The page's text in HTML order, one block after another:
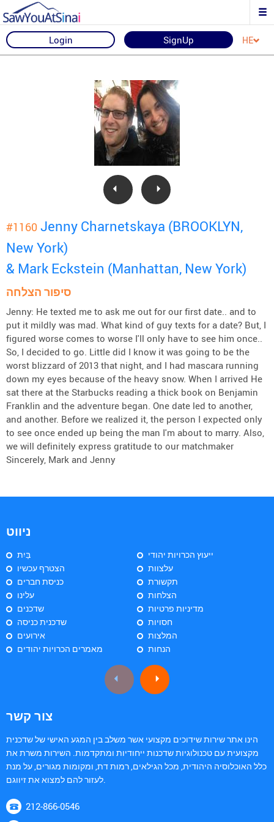
Login SignUp HE
#1160 Jenny Charnetskaya (BROOKLYN,
New York)
& Mark Eckstein (Manhattan, New York)
סיפור הצלחה
Jenny: He texted me to ask me out for our first date.. and to
put it mildly was mad. What kind of guy texts for a date? But, I
figured worse comes to worse I'll only have to see him once..
So, I decided to go. Little did I know it was going to be the
worst blizzard of 2013 that night, and I had mascara running
down my eyes because of the heavy snow. When I arrived He
sat there at the Starbucks reading a thick book on Benjamin
Franklin and the adventure began. One date led to another,
and another. Before we realized it, the person I expected only
to see once ended up being the man I'm about to marry. Also,
we will definitely express gratitude to our matchmaker
Sincerely, Mark and Jenny
ניווט
בַּיִת
הצטרף עכשיו
כניסת חברים
עלינו
שדכנים
שדכנית כניסה
אירועים
מאמרים הכרויות יהודים
ייעוץ הכרויות יהודי
עלצוות
תקשורת
הצלחות
מדיניות פרטיות
חסויות
המלצות
הנחות
צור קשר
הינו אתר שירות שידוכים מקצועי אשר משלב בין המגע האישי של שדכנית
מקצועית עם טכנולוגיות שדכנות ייחודיות ומתקדמות. השירות משרת את
כלל האוכלוסיה היהודית, מכל הגילאים, רמות דת, ומקומות מגורים, על מנת
לעזור להם למצוא את זיווגם.
212-866-0546